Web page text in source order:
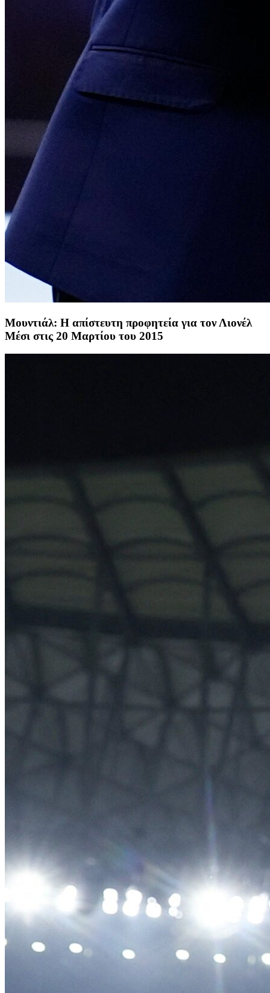
Μουντιάλ: Η απίστευτη προφητεία για τον Λιονέλ
Μέσι στις 20 Μαρτίου του 2015